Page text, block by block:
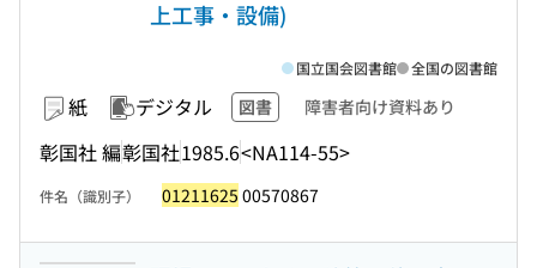
上工事・設備)
紙 デジタル 図書 障害者向け資料あり
彰国社 編彰国社1985.6<NA114-55>
国立国会図書館 全国の図書館
件名（識別子） 01211625 00570867